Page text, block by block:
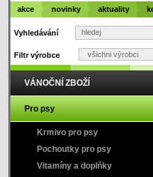
Vyhledávání
Filtr výrobce
VÁNOČNÍ ZBOŽÍ
Pro psy
Krmivo pro psy
Pochoutky pro psy
Vitamíny a doplňky
akce novinky aktuality